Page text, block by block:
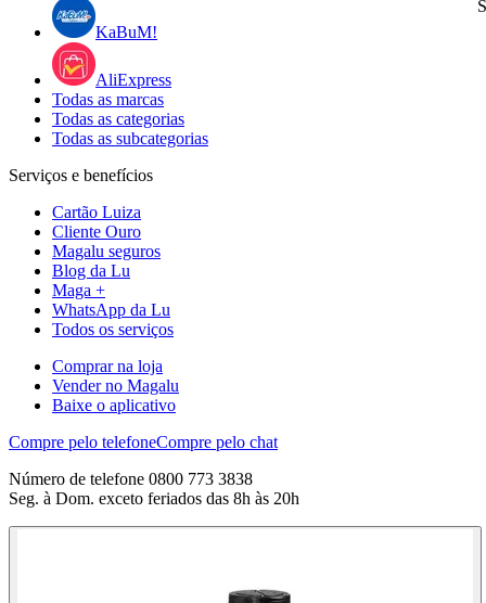
KaBuM!
AliExpress
Todas as marcas
Todas as categorias
Todas as subcategorias
Serviços e benefícios
Cartão Luiza
Cliente Ouro
Magalu seguros
Blog da Lu
Maga +
WhatsApp da Lu
Todos os serviços
Comprar na loja
Vender no Magalu
Baixe o aplicativo
Compre pelo telefoneCompre pelo chat
Número de telefone 0800 773 3838
Seg. à Dom. exceto feriados das 8h às 20h